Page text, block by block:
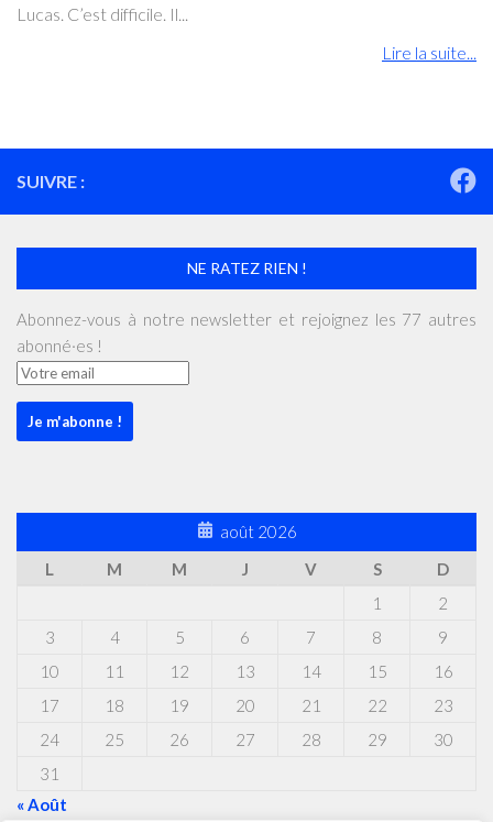
Lucas. C’est difficile. Il...
Lire la suite...
SUIVRE :
NE RATEZ RIEN !
Abonnez-vous à notre newsletter et rejoignez les 77 autres
abonné·es !
août 2026
L
M M J V S
D
1
2
3
4 5 6 7 8
9
10
11 12 13 14 15
16
17
18 19 20 21 22
23
24
25 26 27 28 29
30
31
« Août